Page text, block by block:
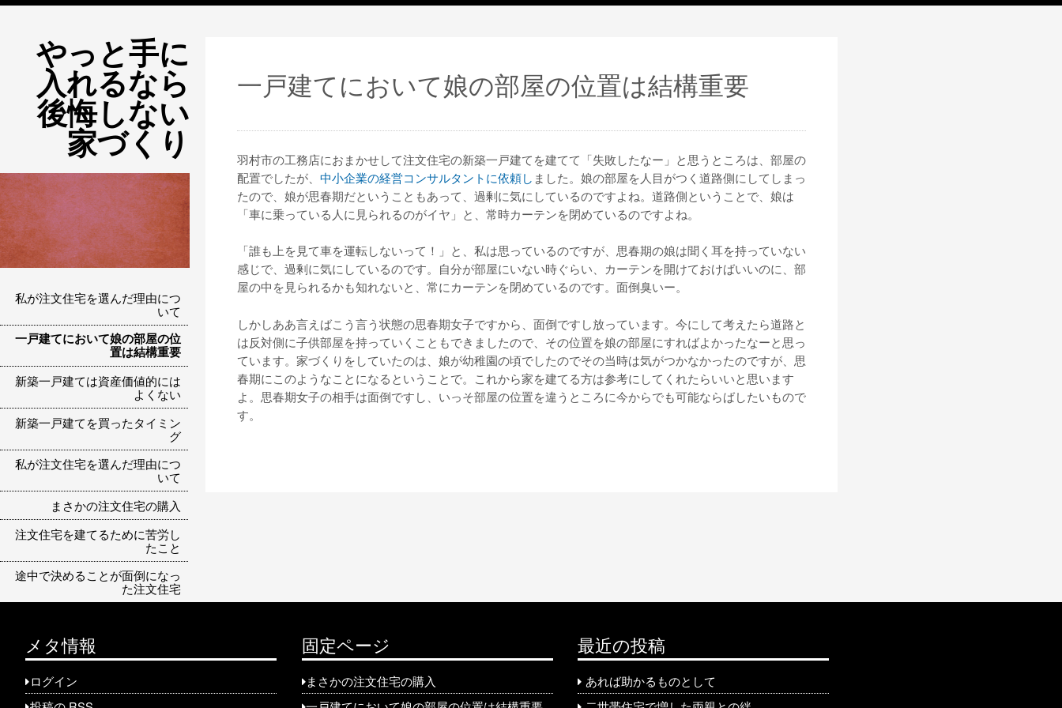
やっと手に
入れるなら
後悔しない
家づくり
私が注文住宅を選んだ理由につ
いて
一戸建てにおいて娘の部屋の位
置は結構重要
新築一戸建ては資産価値的には
よくない
新築一戸建てを買ったタイミン
グ
私が注文住宅を選んだ理由につ
いて
まさかの注文住宅の購入
注文住宅を建てるために苦労し
たこと
途中で決めることが面倒になっ
た注文住宅
一戸建てにおいて娘の部屋の位置は結構重要
羽村市の工務店におまかせして注文住宅の新築一戸建てを建てて「失敗したなー」と思うところは、部屋の
配置でしたが、 中小企業の経営コンサルタントに依頼し ました。娘の部屋を人目がつく道路側にしてしまっ
たので、娘が思春期だということもあって、過剰に気にしているのですよね。道路側ということで、娘は
「車に乗っている人に見られるのがイヤ」と、常時カーテンを閉めているのですよね。
「誰も上を見て車を運転しないって！」と、私は思っているのですが、思春期の娘は聞く耳を持っていない
感じで、過剰に気にしているのです。自分が部屋にいない時ぐらい、カーテンを開けておけばいいのに、部
屋の中を見られるかも知れないと、常にカーテンを閉めているのです。面倒臭いー。
しかしああ言えばこう言う状態の思春期女子ですから、面倒ですし放っています。今にして考えたら道路と
は反対側に子供部屋を持っていくこともできましたので、その位置を娘の部屋にすればよかったなーと思っ
ています。家づくりをしていたのは、娘が幼稚園の頃でしたのでその当時は気がつかなかったのですが、思
春期にこのようなことになるということで。これから家を建てる方は参考にしてくれたらいいと思います
よ。思春期女子の相手は面倒ですし、いっそ部屋の位置を違うところに今からでも可能ならばしたいもので
す。
メタ情報
ログイン
固定ページ
まさかの注文住宅の購入
最近の投稿
あれば助かるものとして